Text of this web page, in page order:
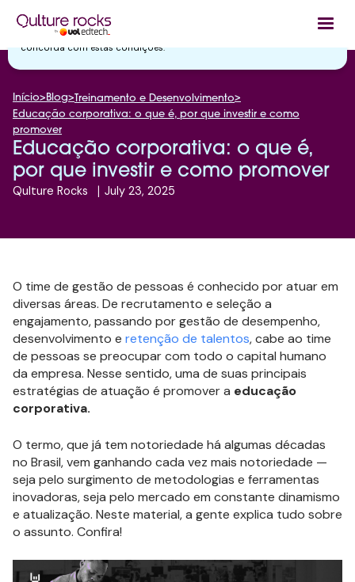
Utilizamos cookies essenciais e tecnologias semelhantes de acordo
com a nossaPolítica de Privacidade
concorda com estas condições.
Início> Blog> Treinamento e Desenvolvimento>
Educação corporativa: o que é, por que investir e como
promover
Educação corporativa: o que é,
por que investir e como promover
Qulture Rocks | July 23, 2025
O time de gestão de pessoas é conhecido por atuar em
diversas áreas. De recrutamento e seleção a
engajamento, passando por gestão de desempenho,
desenvolvimento e retenção de talentos, cabe ao time
de pessoas se preocupar com todo o capital humano
da empresa. Nesse sentido, uma de suas principais
estratégias de atuação é promover a educação
corporativa.
O termo, que já tem notoriedade há algumas décadas
no Brasil, vem ganhando cada vez mais notoriedade —
seja pelo surgimento de metodologias e ferramentas
inovadoras, seja pelo mercado em constante dinamismo
e atualização. Neste material, a gente explica tudo sobre
o assunto. Confira!